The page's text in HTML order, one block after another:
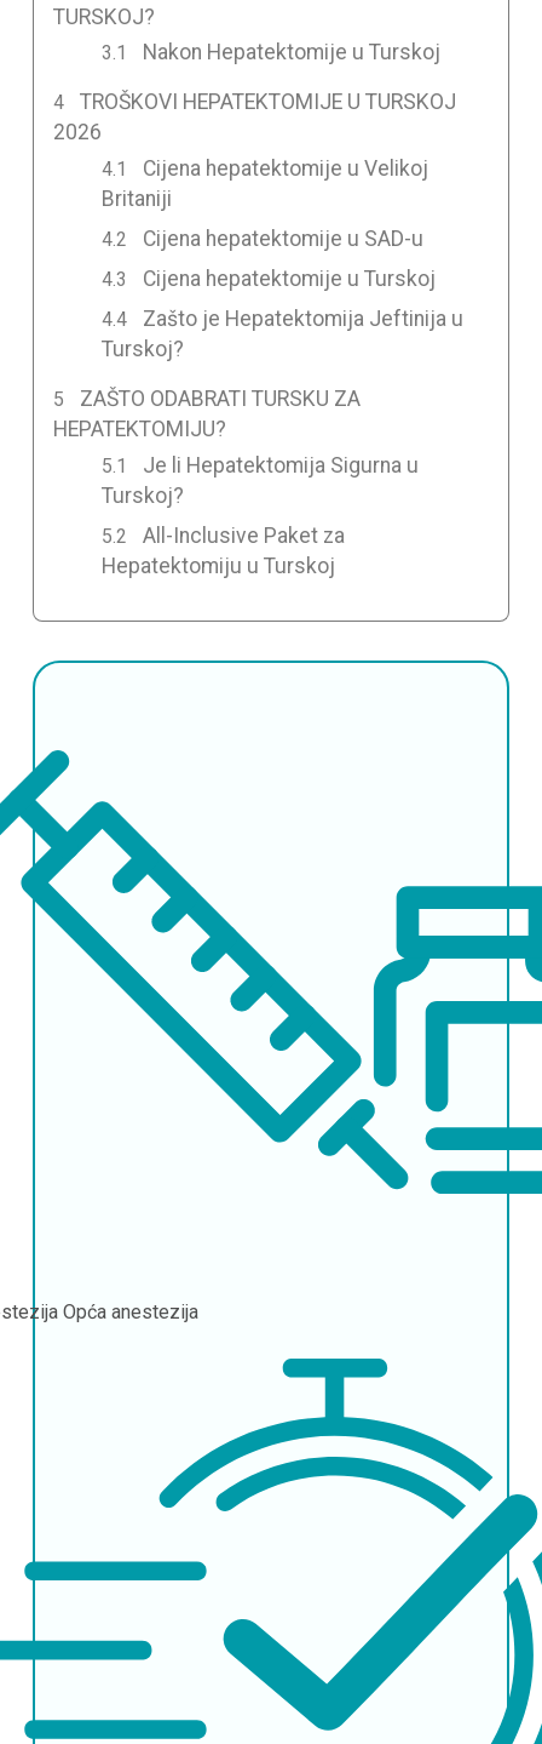
TURSKOJ?
Nakon Hepatektomije u Turskoj
TROŠKOVI HEPATEKTOMIJE U TURSKOJ
2026
Cijena hepatektomije u Velikoj
Britaniji
Cijena hepatektomije u SAD-u
Cijena hepatektomije u Turskoj
Zašto je Hepatektomija Jeftinija u
Turskoj?
ZAŠTO ODABRATI TURSKU ZA
HEPATEKTOMIJU?
Je li Hepatektomija Sigurna u
Turskoj?
All-Inclusive Paket za
Hepatektomiju u Turskoj
Opća anestezija